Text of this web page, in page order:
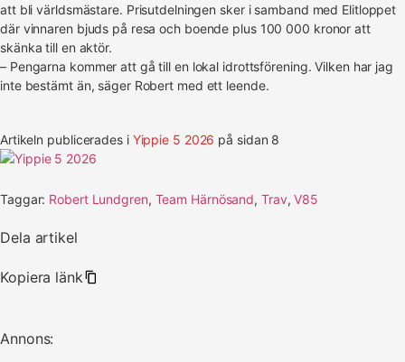
att bli världsmästare. Prisutdelningen sker i samband med Elitloppet
där vinnaren bjuds på resa och boende plus 100 000 kronor att
skänka till en aktör.
– Pengarna kommer att gå till en lokal idrottsförening. Vilken har jag
inte bestämt än, säger Robert med ett leende.
Artikeln publicerades i Yippie 5 2026 på sidan 8
Taggar: Robert Lundgren, Team Härnösand, Trav,V85
Dela artikel
Kopiera länk
Annons: